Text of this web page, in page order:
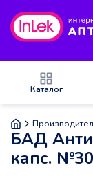
Каталог
БАД
капс. №30